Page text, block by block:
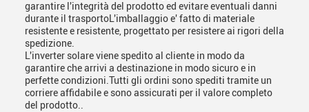
garantire l'integrità del prodotto ed evitare eventuali danni
durante il trasportoL'imballaggio e' fatto di materiale
resistente e resistente, progettato per resistere ai rigori della
spedizione.
L'inverter solare viene spedito al cliente in modo da
garantire che arrivi a destinazione in modo sicuro e in
perfette condizioni.Tutti gli ordini sono spediti tramite un
corriere affidabile e sono assicurati per il valore completo
del prodotto..